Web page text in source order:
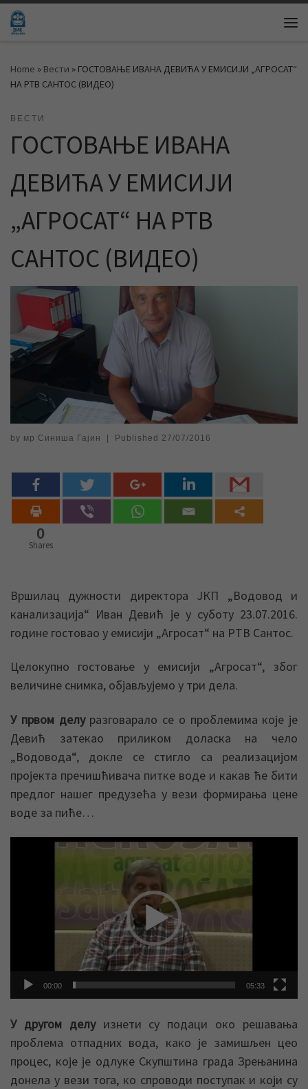
Skip to content
Home » Вести » ГОСТОВАЊЕ ИВАНА ДЕВИЋА У ЕМИСИЈИ „АГРОСАТ“
НА РТВ САНТОС (ВИДЕО)
ВЕСТИ
ГОСТОВАЊЕ ИВАНА
ДЕВИЋА У ЕМИСИЈИ
„АГРОСАТ“ НА РТВ
САНТОС (ВИДЕО)
by мр Синиша Гајин Published 27/07/2016
0
Shares
Вршилац дужности директора ЈКП „Водовод и
канализација“ Иван Девић је у суботу 23.07.2016.
године гостовао у емисији „Агросат“ на РТВ Сантос.
Целокупно гостовање у емисији „Агросат“, због
величине снимка, објављујемо у три дела.
У првом делуразговарало се о проблемима које је
Девић затекао приликом доласка на чело
„Водовода“, докле се стигло са реализацијом
пројекта пречишћивача питке воде и какав ће бити
предлог нашег предузећа у вези формирања цене
воде за пиће…
Прегледач
00:00 05:33
У другом делуизнети су подаци око решавања
проблема отпадних вода, како је замишљен цео
процес, које је одлуке Скупштина града Зрењанина
донела у вези тога, ко спроводи поступак и који су